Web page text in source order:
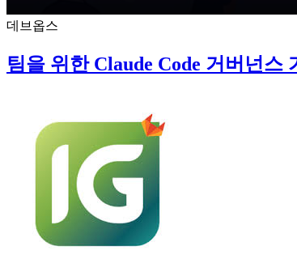
데브옵스
팀을 위한 Claude Code 거버넌스